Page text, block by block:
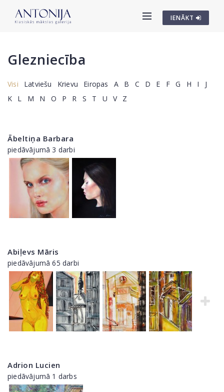
IENĀKT
Glezniecība
Visi Latviešu Krievu Eiropas A B C D E F G H I
J
K
L M N O P R S T U V Z
Ābeltiņa Barbara
piedāvājumā 3 darbi
Abiļevs Māris
piedāvājumā 65 darbi
Adrion Lucien
piedāvājumā 1 darbs